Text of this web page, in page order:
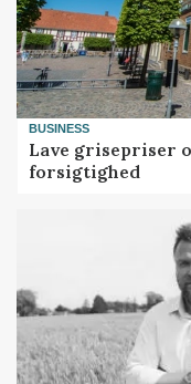
BUSINESS
Lave grisepriser
forsigtighed